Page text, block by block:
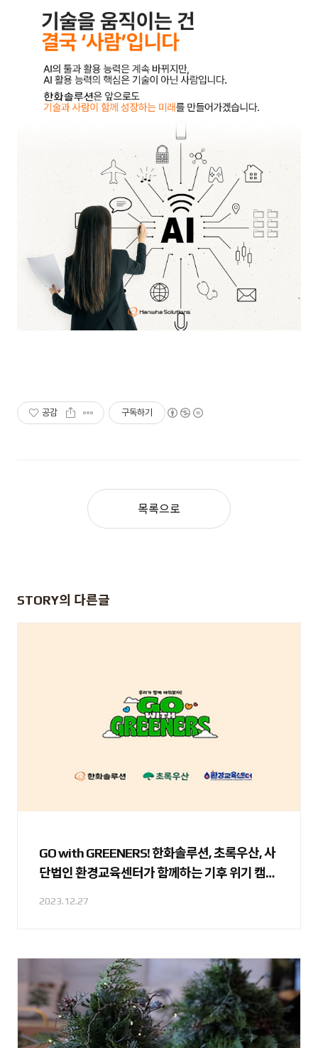
공감 구독하기
목록으로
STORY의 다른글
GO with GREENERS! 한화솔루션, 초록우산, 사
단법인 환경교육센터가 함께하는 기후 위기 캠페
2023.12.27